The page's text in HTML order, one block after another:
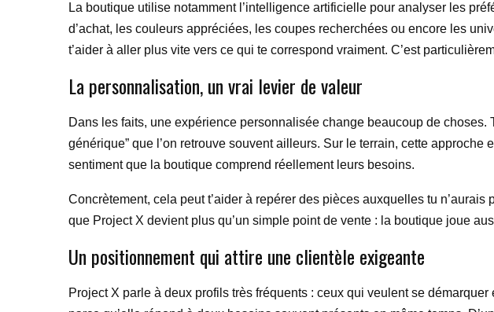
La boutique utilise notamment l’intelligence artificielle pour analyser les
d’achat, les couleurs appréciées, les coupes recherchées ou encore les
t’aider à aller plus vite vers ce qui te correspond vraiment. C’est
La personnalisation, un vrai levier de valeur
Dans les faits, une expérience personnalisée change beaucoup de
générique” que l’on retrouve souvent ailleurs. Sur le terrain, cette
sentiment que la boutique comprend réellement leurs besoins.
Concrètement, cela peut t’aider à repérer des pièces auxquelles tu
que Project X devient plus qu’un simple point de vente : la boutique joue
Un positionnement qui attire une clientèle exigeante
Project X parle à deux profils très fréquents : ceux qui veulent se